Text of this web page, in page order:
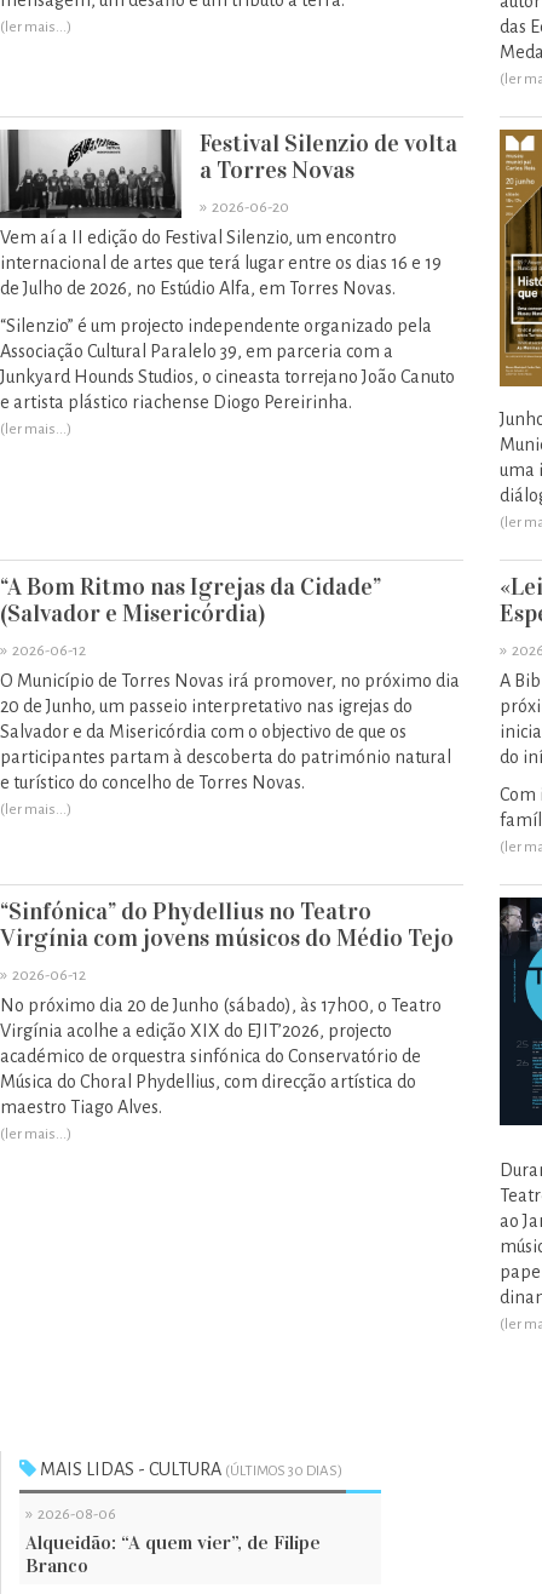
(ler mais...)
das
(ler
Festival Silenzio de volta
a Torres Novas
» 2026-06-20
Vem aí a II edição do Festival Silenzio, um encontro
internacional de artes que terá lugar entre os dias 16 e 19
de Julho de 2026, no Estúdio Alfa, em Torres Novas.
“Silenzio” é um projecto independente organizado pela
Associação Cultural Paralelo 39, em parceria com a
Junkyard Hounds Studios, o cineasta torrejano João Canuto
e artista plástico riachense Diogo Pereirinha.
(ler mais...)
uma
(ler
“A Bom Ritmo nas Igrejas da Cidade”
(Salvador e Misericórdia)
» 2026-06-12
O Município de Torres Novas irá promover, no próximo dia
20 de Junho, um passeio interpretativo nas igrejas do
Salvador e da Misericórdia com o objectivo de que os
participantes partam à descoberta do património natural
e turístico do concelho de Torres Novas.
(ler mais...)
»
A
do
Com
(ler
“Sinfónica” do Phydellius no Teatro
Virgínia com jovens músicos do Médio Tejo
» 2026-06-12
No próximo dia 20 de Junho (sábado), às 17h00, o Teatro
Virgínia acolhe a edição XIX do EJIT’2026, projecto
académico de orquestra sinfónica do Conservatório de
Música do Choral Phydellius, com direcção artística do
maestro Tiago Alves.
(ler mais...)
ao
(ler
MAIS LIDAS - CULTURA (ÚLTIMOS 30 DIAS)
» 2026-08-06
Alqueidão: “A quem vier”, de Filipe
Branco